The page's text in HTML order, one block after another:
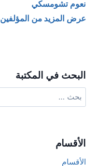
نعوم تشومسكي
عرض المزيد من المؤلفين
البحث في المكتبة
عن:
الأقسام
الأقسام